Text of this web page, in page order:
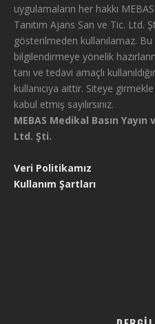
uygulamaların her hakkı
Tanıtım Ajans San ve Tic. Ltd.
gösterilmeden kullanılamaz.
bilgilendirmeye yönelik
tanı ve tedavi amaçlı
kullanıcıya aittir. Siteye
kabul etmiş sayılırsınız.
MEBAS Medikal Basın
Ltd. Şti.
Veri Politikamız
Kullanım Şartları